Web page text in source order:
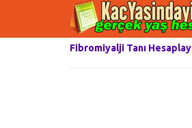
Fibromiyalji Tanı